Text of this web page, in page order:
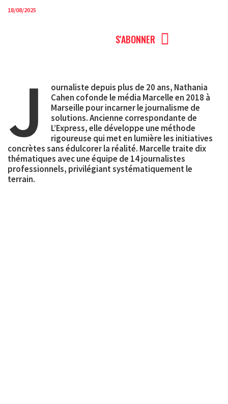
S'ABONNER
18/08/2025
J
ournaliste depuis plus de 20 ans, Nathania
Cahen cofonde le média Marcelle en 2018 à
Marseille pour incarner le journalisme de
solutions. Ancienne correspondante de
L’Express, elle développe une méthode
rigoureuse qui met en lumière les initiatives
concrètes sans édulcorer la réalité. Marcelle traite dix
thématiques avec une équipe de 14 journalistes
professionnels, privilégiant systématiquement le
terrain.